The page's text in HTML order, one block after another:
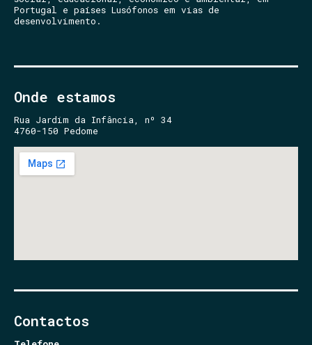
Portugal e países Lusófonos em vias de
desenvolvimento.
Onde estamos
Rua Jardim da Infância, nº 34
4760-150 Pedome
Contactos